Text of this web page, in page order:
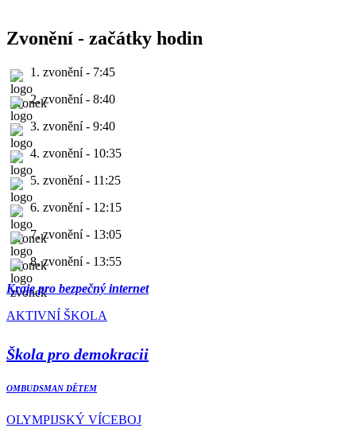
Zvonění - začátky hodin
1. zvonění - 7:45
2. zvonění - 8:40
3. zvonění - 9:40
4. zvonění - 10:35
5. zvonění - 11:25
6. zvonění - 12:15
7. zvonění - 13:05
8. zvonění - 13:55
Kraje pro bezpečný internet
AKTIVNÍ ŠKOLA
Škola pro demokracii
OMBUDSMAN DĚTEM
OLYMPIJSKÝ VÍCEBOJ